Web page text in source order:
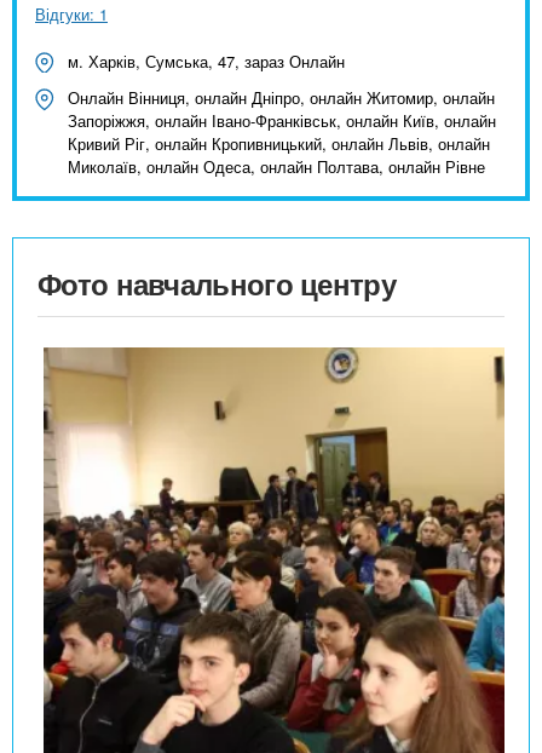
Відгуки: 1
м. Харків, Сумська, 47, зараз Онлайн
Онлайн Вінниця, онлайн Дніпро, онлайн Житомир, онлайн
Запоріжжя, онлайн Івано-Франківськ, онлайн Київ, онлайн
Кривий Ріг, онлайн Кропивницький, онлайн Львів, онлайн
Миколаїв, онлайн Одеса, онлайн Полтава, онлайн Рівне
Фото навчального центру